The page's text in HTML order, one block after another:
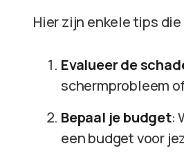
Hier zijn enkele tips
Evalueer de
schermprobleem
Bepaal je budget:
een budget voor